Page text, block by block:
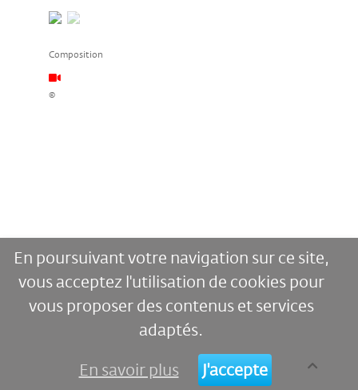
Composition
©
En poursuivant votre navigation sur ce site,
vous acceptez l'utilisation de cookies pour
vous proposer des contenus et services
adaptés.
En savoir plus
J'accepte